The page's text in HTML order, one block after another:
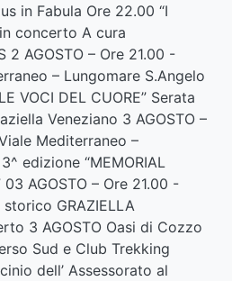
in Fabula Ore 22.00 “I
concerto A cura
2 AGOSTO – Ore 21.00 -
– Lungomare S.Angelo
VOCI DEL CUORE” Serata
Veneziano 3 AGOSTO –
Mediterraneo –
edizione “MEMORIAL
03 AGOSTO – Ore 21.00 -
GRAZIELLA
3 AGOSTO Oasi di Cozzo
Sud e Club Trekking
dell’ Assessorato al